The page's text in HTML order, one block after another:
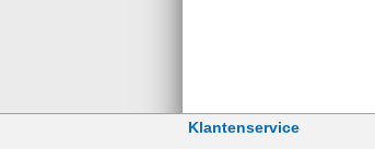
Klantenservice